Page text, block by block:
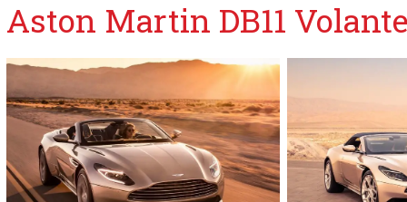
Aston Martin DB11